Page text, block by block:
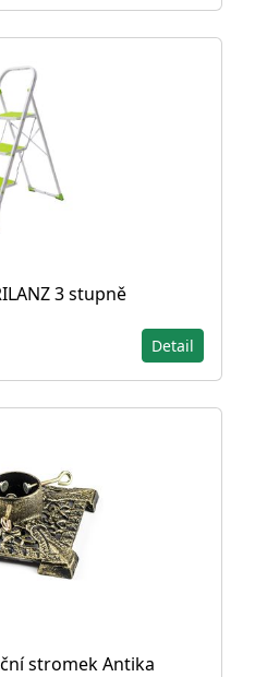
3 stupně
Detail
stromek Antika